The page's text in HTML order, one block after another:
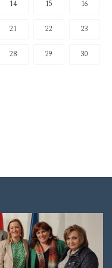
14 15 16
21 22 23
28 29 30